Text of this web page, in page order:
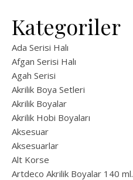
Kategoriler
Ada Serisi Halı
Afgan Serisi Halı
Agah Serisi
Akrilik Boya Setleri
Akrilik Boyalar
Akrilik Hobi Boyaları
Aksesuar
Aksesuarlar
Alt Korse
Artdeco Akrilik Boyalar 140 ml.